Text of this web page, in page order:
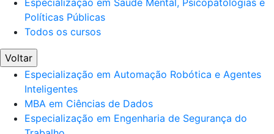
Especialização em Saúde Mental, Psicopatologias e
Políticas Públicas
Todos os cursos
Voltar
Especialização em Automação Robótica e Agentes
Inteligentes
MBA em Ciências de Dados
Especialização em Engenharia de Segurança do